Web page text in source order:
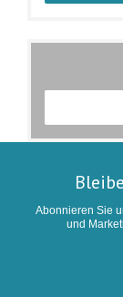
Abonnieren Sie
und